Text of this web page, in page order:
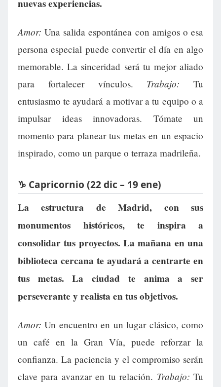
nuevas experiencias.
Amor: Una salida espontánea con amigos o esa
persona especial puede convertir el día en algo
memorable. La sinceridad será tu mejor aliado
para fortalecer vínculos. Trabajo: Tu
entusiasmo te ayudará a motivar a tu equipo o a
impulsar ideas innovadoras. Tómate un
momento para planear tus metas en un espacio
inspirado, como un parque o terraza madrileña.
♑ Capricornio (22 dic – 19 ene)
La estructura de Madrid, con sus
monumentos históricos, te inspira a
consolidar tus proyectos. La mañana en una
biblioteca cercana te ayudará a centrarte en
tus metas. La ciudad te anima a ser
perseverante y realista en tus objetivos.
Amor: Un encuentro en un lugar clásico, como
un café en la Gran Vía, puede reforzar la
confianza. La paciencia y el compromiso serán
clave para avanzar en tu relación. Trabajo: Tu